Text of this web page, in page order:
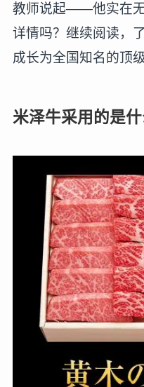
教师说起——他实在
详情吗？继续阅读，
成长为全国知名的顶级
米泽牛采用的是什